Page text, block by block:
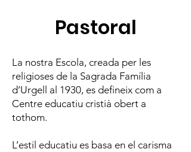
Pastoral
La nostra Escola, creada per les
religioses de la Sagrada Família
d’Urgell al 1930, es defineix com a
Centre educatiu cristià obert a
tothom.
L’estil educatiu es basa en el carisma